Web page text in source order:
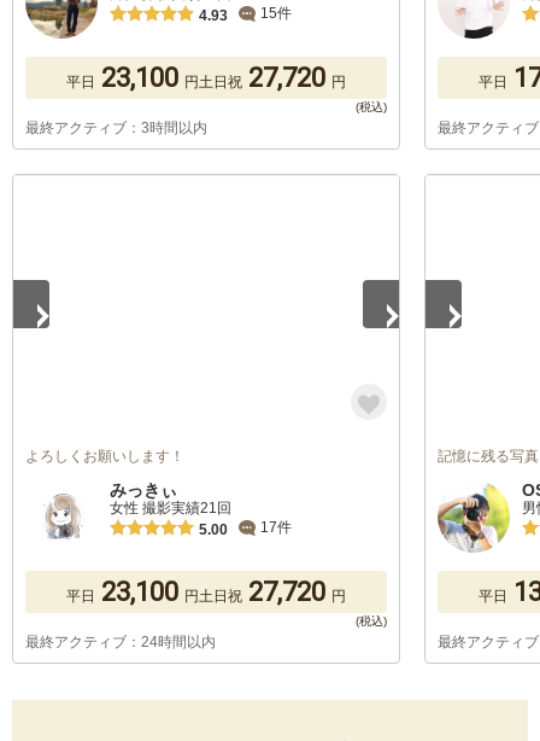
4.93
15件
平日 23,100 円土日祝 27,720 円
最終アクティブ：3時間以内
平日
最終アクティ
よろしくお願いします！
みっきぃ
女性 撮影実績21回
5.00
17件
平日 23,100 円土日祝 27,720 円
最終アクティブ：24時間以内
記憶に残る写
平日
最終アクティ